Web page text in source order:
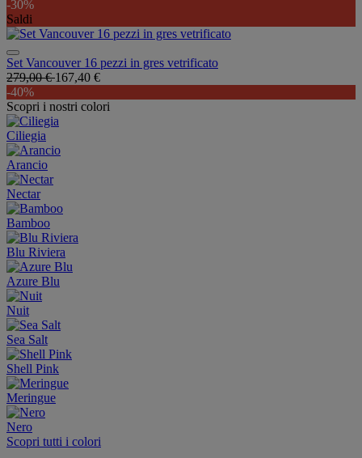
-30%
Saldi
Set Vancouver 16 pezzi in gres vetrificato
279,00 €167,40 €
-40%
Scopri i nostri colori
Ciliegia
Arancio
Nectar
Bamboo
Blu Riviera
Azure Blu
Nuit
Sea Salt
Shell Pink
Meringue
Nero
Scopri tutti i colori